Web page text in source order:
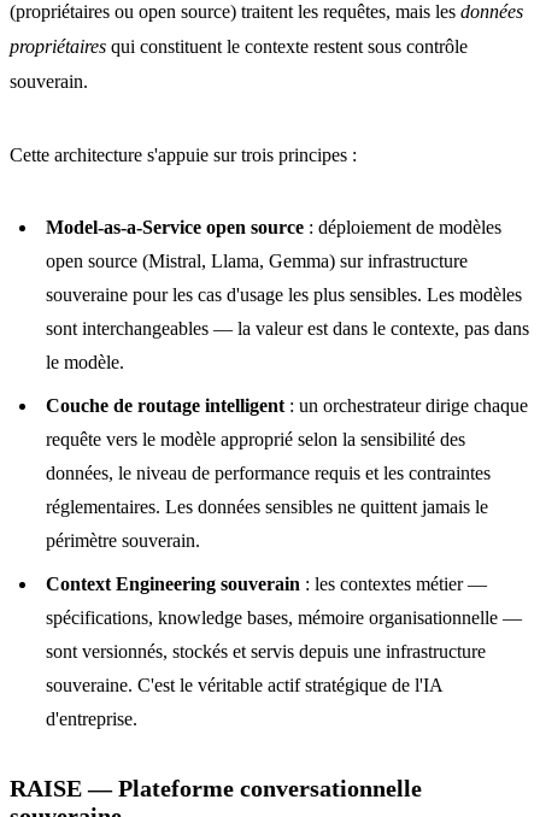
(propriétaires ou open source) traitent les requêtes, mais les données
propriétaires qui constituent le contexte restent sous contrôle
souverain.
Cette architecture s'appuie sur trois principes :
Model-as-a-Service open source: déploiement de modèles
open source (Mistral, Llama, Gemma) sur infrastructure
souveraine pour les cas d'usage les plus sensibles. Les modèles
sont interchangeables — la valeur est dans le contexte, pas dans
le modèle.
Couche de routage intelligent: un orchestrateur dirige chaque
requête vers le modèle approprié selon la sensibilité des
données, le niveau de performance requis et les contraintes
réglementaires. Les données sensibles ne quittent jamais le
périmètre souverain.
Context Engineering souverain : les contextes métier —
spécifications, knowledge bases, mémoire organisationnelle —
sont versionnés, stockés et servis depuis une infrastructure
souveraine. C'est le véritable actif stratégique de l'IA
d'entreprise.
RAISE — Plateforme conversationnelle